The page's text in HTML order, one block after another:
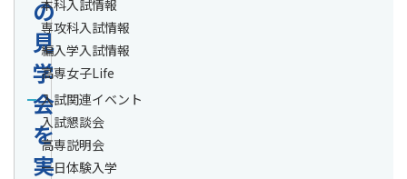
の
見
学
会
を
実
本科入試情報
専攻科入試情報
編入学入試情報
高専女子Life
入試関連イベント
入試懇談会
高専説明会
一日体験入学